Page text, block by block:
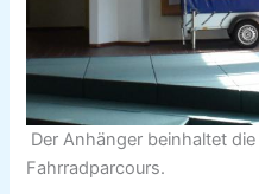
Der Anhänger beinhaltet
Fahrradparcours.